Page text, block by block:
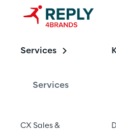
Services
Services
CX Sales &
Price
Smarte
isen